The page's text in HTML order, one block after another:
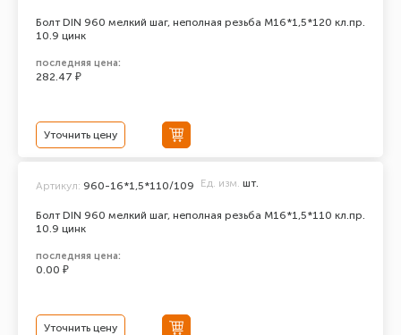
Болт DIN 960 мелкий шаг, неполная резьба M16*1,5*120 кл.пр.
10.9 цинк
последняя цена:
282.47 ₽
Уточнить цену
Болт DIN 960 мелкий шаг, неполная резьба M16*1,5*110 кл.пр.
10.9 цинк
Артикул: 960-16*1,5*110/109 Ед. изм. шт.
последняя цена:
0.00 ₽
Уточнить цену